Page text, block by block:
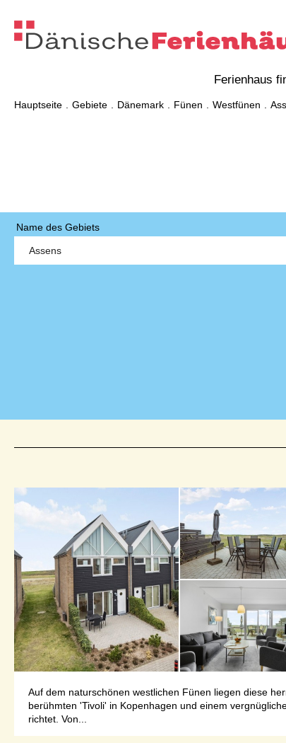
Ferienhaus
Hauptseite Gebiete Dänemark Fünen Westfünen
Name des Gebiets
Auf dem naturschönen westlichen Fünen liegen diese
berühmten 'Tivoli' in Kopenhagen und einem
richtet. Von...